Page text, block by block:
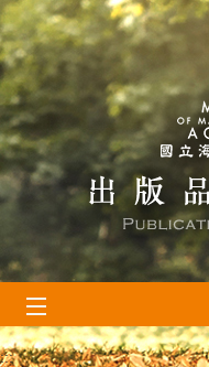
跳到主要內容區塊
:::